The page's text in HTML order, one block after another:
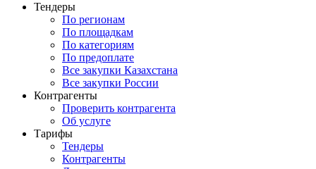
Тендеры
По регионам
По площадкам
По категориям
По предоплате
Все закупки Казахстана
Все закупки России
Контрагенты
Проверить контрагента
Об услуге
Тарифы
Тендеры
Контрагенты